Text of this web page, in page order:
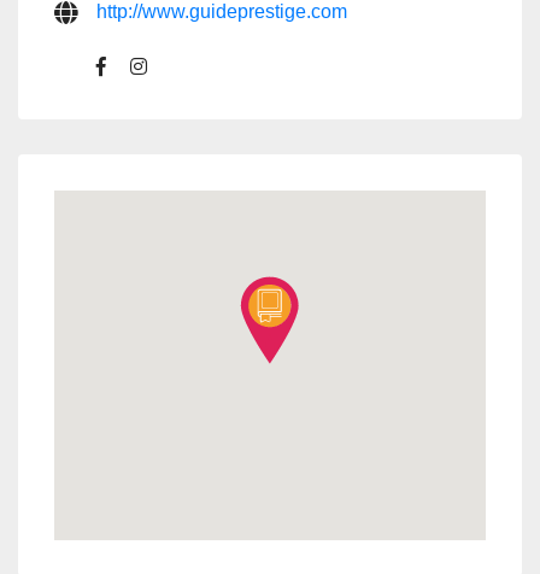
http://www.guideprestige.com